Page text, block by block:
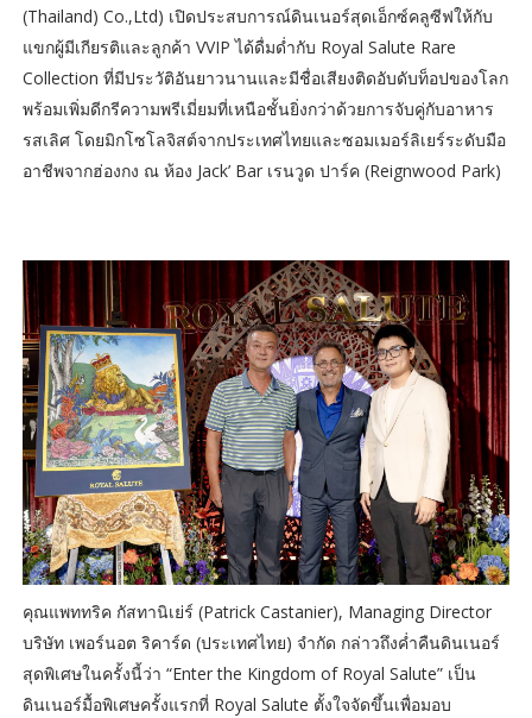
(Thailand) Co.,Ltd) เปิดประสบการณ์ดินเนอร์สุดเอ็กซ์คลูซีฟให้กับ
แขกผู้มีเกียรติและลูกค้า VVIP ได้ดื่มด่ำกับ Royal Salute Rare
Collection ที่มีประวัติอันยาวนานและมีชื่อเสียงติดอับดับท็อปของโลก
พร้อมเพิ่มดีกรีความพรีเมี่ยมที่เหนือชั้นยิ่งกว่าด้วยการจับคู่กับอาหาร
รสเลิศ โดยมิกโซโลจิสต์จากประเทศไทยและซอมเมอร์ลิเยร์ระดับมือ
อาชีพจากฮ่องกง ณ ห้อง Jack’ Bar เรนวูด ปาร์ค (Reignwood Park)
คุณแพททริค กัสทานิเย่ร์ (Patrick Castanier), Managing Director
บริษัท เพอร์นอต ริคาร์ด (ประเทศไทย) จำกัด กล่าวถึงค่ำคืนดินเนอร์
สุดพิเศษในครั้งนี้ว่า “Enter the Kingdom of Royal Salute” เป็น
ดินเนอร์มื้อพิเศษครั้งแรกที่ Royal Salute ตั้งใจจัดขึ้นเพื่อมอบ